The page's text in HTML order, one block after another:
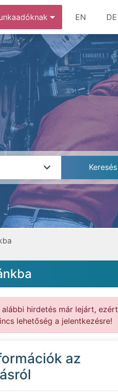
EN DE
alábbi hirdetés már lejárt, ezért
lehetőség a jelentkezésre!
az